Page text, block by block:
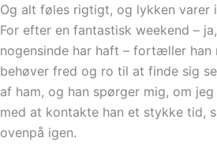
Og alt føles rigtigt, og lykken varer
For efter en fantastisk weekend –
nogensinde har haft – fortæller han
behøver fred og ro til at finde sig
af ham, og han spørger mig, om
med at kontakte han et stykke tid,
ovenpå igen.